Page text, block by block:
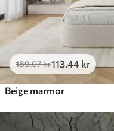
189.07kr113 .44 kr
Beige marmor